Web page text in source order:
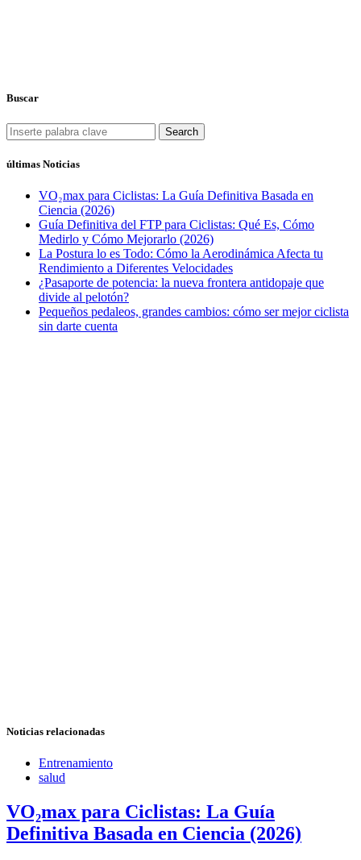
Buscar
Search
últimas Noticias
VO₂max para Ciclistas: La Guía Definitiva Basada en
Ciencia (2026)
Guía Definitiva del FTP para Ciclistas: Qué Es, Cómo
Medirlo y Cómo Mejorarlo (2026)
La Postura lo es Todo: Cómo la Aerodinámica Afecta tu
Rendimiento a Diferentes Velocidades
¿Pasaporte de potencia: la nueva frontera antidopaje que
divide al pelotón?
Pequeños pedaleos, grandes cambios: cómo ser mejor ciclista
sin darte cuenta
Noticias relacionadas
Entrenamiento
salud
VO₂max para Ciclistas: La Guía
Definitiva Basada en Ciencia (2026)